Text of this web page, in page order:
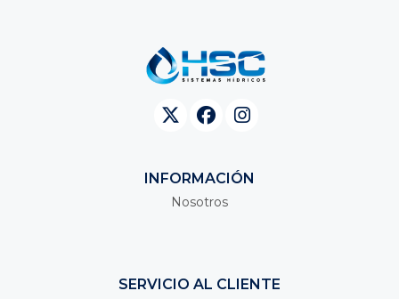
INFORMACIÓN
Nosotros
SERVICIO AL CLIENTE